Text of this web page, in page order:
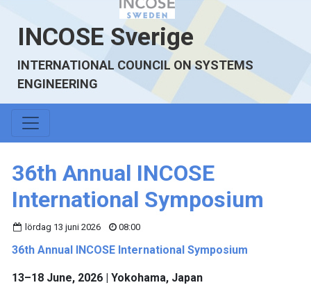
INCOSE Sverige
INTERNATIONAL COUNCIL ON SYSTEMS
ENGINEERING
36th Annual INCOSE
International Symposium
lördag 13 juni 2026 08:00
36th Annual INCOSE International Symposium
13–18 June, 2026 | Yokohama, Japan